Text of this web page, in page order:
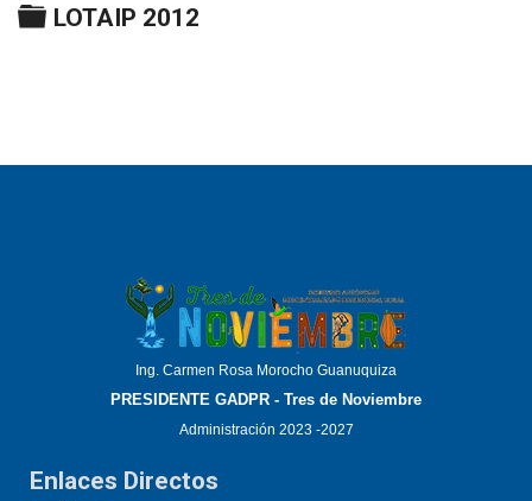
Carpeta
LOTAIP 2012
Ing. Carmen Rosa Morocho Guanuquiza
PRESIDENTE GADPR - Tres de Noviembre
Administración 2023 -2027
Enlaces Directos